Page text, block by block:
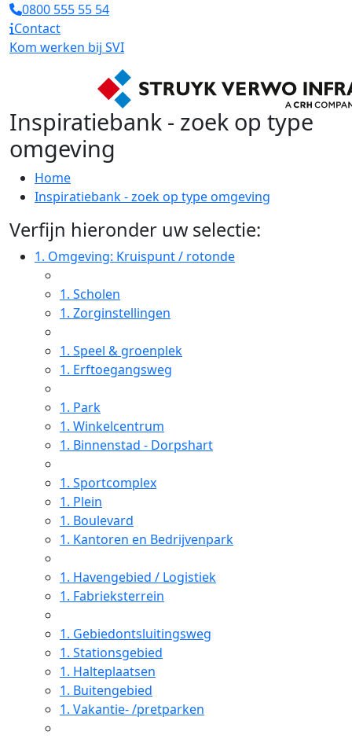
0800 555 55 54
Contact
Kom werken bij SVI
Inspiratiebank - zoek op type
omgeving
Home
Inspiratiebank - zoek op type omgeving
Verfijn hieronder uw selectie:
1. Omgeving: Kruispunt / rotonde
1. Scholen
1. Zorginstellingen
1. Speel & groenplek
1. Erftoegangsweg
1. Park
1. Winkelcentrum
1. Binnenstad - Dorpshart
1. Sportcomplex
1. Plein
1. Boulevard
1. Kantoren en Bedrijvenpark
1. Havengebied / Logistiek
1. Fabrieksterrein
1. Gebiedontsluitingsweg
1. Stationsgebied
1. Halteplaatsen
1. Buitengebied
1. Vakantie- /pretparken